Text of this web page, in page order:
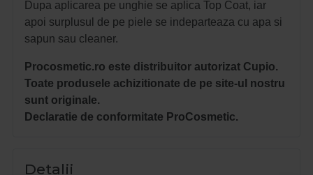
Dupa aplicarea pe unghie se aplica Top Coat, iar
apoi surplusul de pe piele se indeparteaza cu apa si
sapun sau cleaner.
Procosmetic.ro este distribuitor autorizat Cupio.
Toate produsele achizitionate de pe site-ul nostru
sunt originale.
Declaratie de conformitate ProCosmetic.
Detalii